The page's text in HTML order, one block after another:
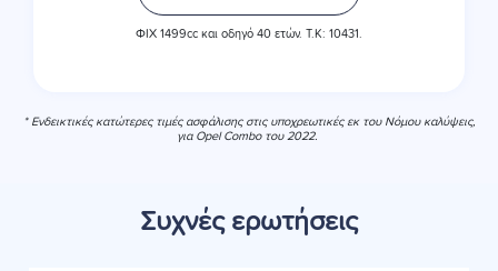
ΦΙΧ 1499cc και οδηγό 40 ετών. Τ.Κ: 10431.
* Ενδεικτικές κατώτερες τιμές ασφάλισης στις υποχρεωτικές εκ του Νόμου καλύψεις,
για Opel Combo του 2022.
Συχνές ερωτήσεις